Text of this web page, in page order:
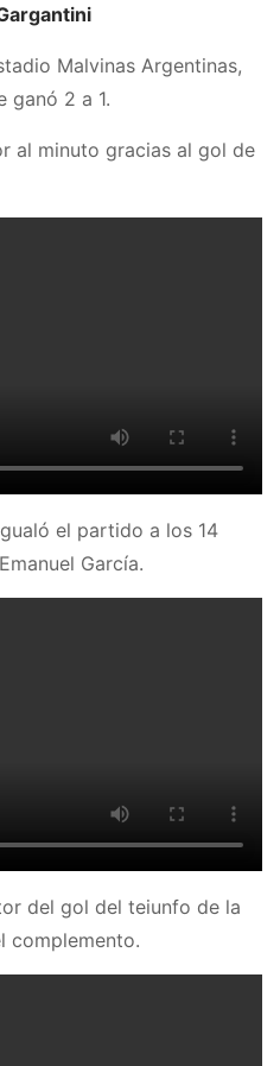
Malvinas Argentinas,
ganó 2 a 1.
al minuto gracias al gol de
el partido a los 14
García.
del gol del teiunfo de la
complemento.